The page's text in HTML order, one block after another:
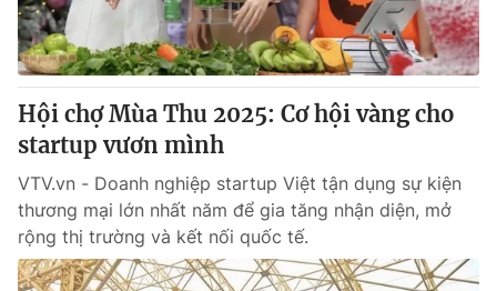
Hội chợ Mùa Thu 2025: Cơ hội vàng cho
startup vươn mình
VTV.vn - Doanh nghiệp startup Việt tận dụng sự kiện
thương mại lớn nhất năm để gia tăng nhận diện, mở
rộng thị trường và kết nối quốc tế.